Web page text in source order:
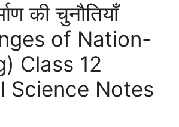
की चुनौतियाँ
of Nation-
Class 12
Science Notes